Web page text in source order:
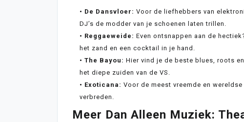
• De Dansvloer: Voor de liefhebbers van
DJ’s de modder van je schoenen laten trillen.
• Reggaeweide: Even ontsnappen aan de
het zand en een cocktail in je hand.
• The Bayou: Hier vind je de beste blues, roots
het diepe zuiden van de VS.
• Exoticana: Voor de meest vreemde en
verbreden.
Meer Dan Alleen Muziek: